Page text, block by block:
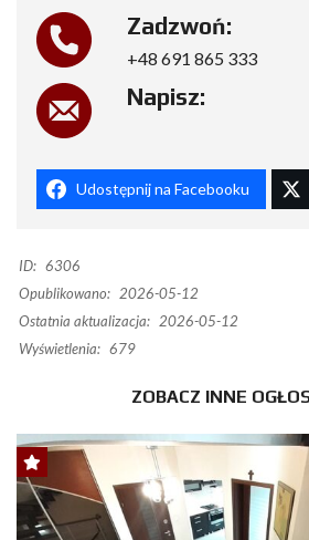
Zadzwoń:
+48 691 865 333
Napisz:
Udostępnij na Facebooku
ID: 6306
Opublikowano: 2026-05-12
Ostatnia aktualizacja: 2026-05-12
Wyświetlenia: 679
ZOBACZ INNE